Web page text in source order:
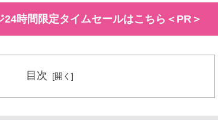
時間限定タイムセールはこちら＜PR＞
目次